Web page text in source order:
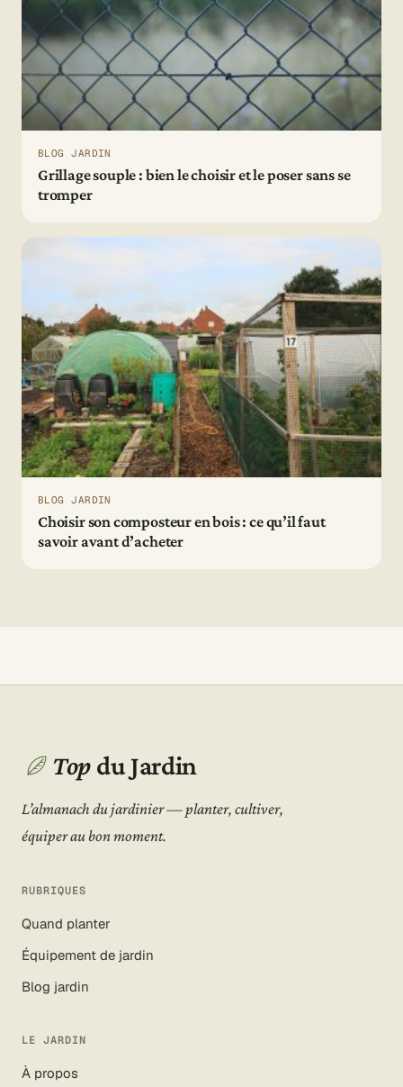
BLOG JARDIN
Grillage souple : bien le choisir et le poser sans se
tromper
BLOG JARDIN
Choisir son composteur en bois : ce qu’il faut
savoir avant d’acheter
Top du Jardin
L’almanach du jardinier — planter, cultiver,
équiper au bon moment.
RUBRIQUES
Quand planter
Équipement de jardin
Blog jardin
LE JARDIN
À propos